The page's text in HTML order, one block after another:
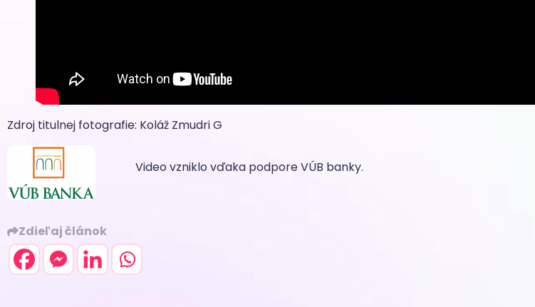
Zdroj titulnej fotografie: Koláž Zmudri G
Video vzniklo vďaka podpore VÚB banky.
Zdieľaj článok